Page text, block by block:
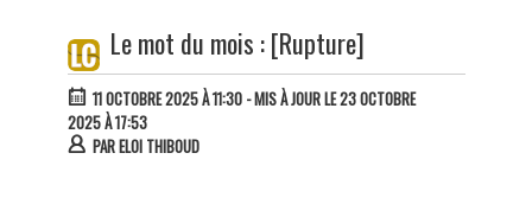
Le mot du mois : [Rupture]
11 OCTOBRE 2025 À 11:30- MIS À JOUR LE 23 OCTOBRE
2025 À 17:53
PARELOI THIBOUD